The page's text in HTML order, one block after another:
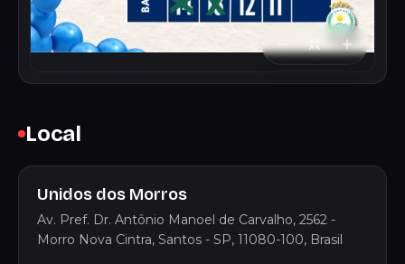
Local
Unidos dos Morros
Av. Pref. Dr. Antônio Manoel de Carvalho, 2562 -
Morro Nova Cintra, Santos - SP, 11080-100, Brasil